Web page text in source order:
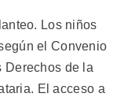
Los niños
el Convenio
Derechos de la
El acceso a